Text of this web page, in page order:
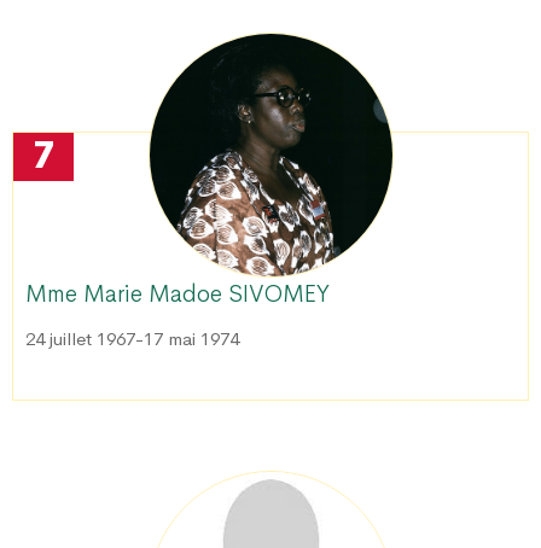
7
Mme Marie Madoe SIVOMEY
24 juillet 1967-17 mai 1974